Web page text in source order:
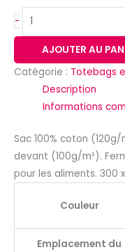
-
AJOUTER AU
Catégorie : Totebags
Description
Informations
Sac 100% coton
devant (100g/m²).
pour les aliments. 300
Couleur
Emplacement du